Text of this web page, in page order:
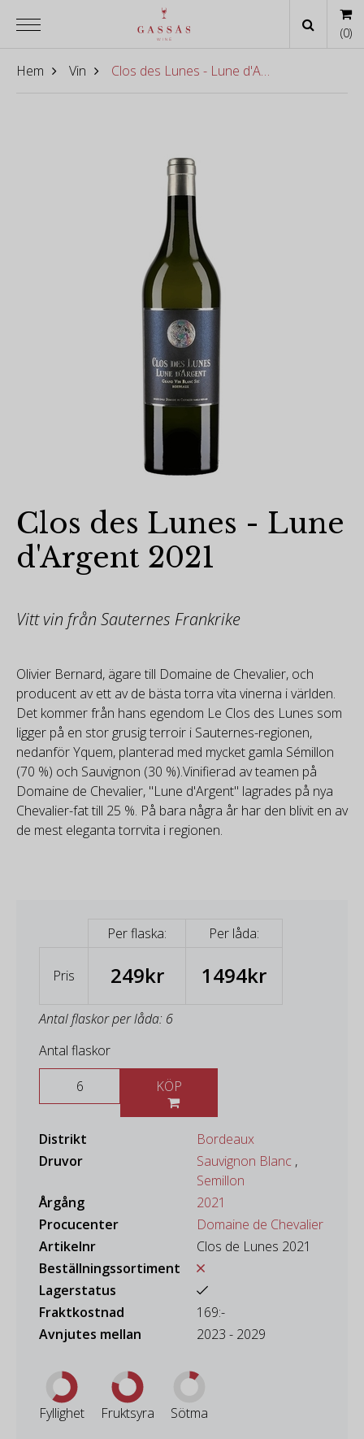
Hem Vin Clos des Lunes - Lune d'Argent 2021
Clos des Lunes - Lune
d'Argent 2021
Vitt vin från Sauternes Frankrike
Olivier Bernard, ägare till Domaine de Chevalier, och
producent av ett av de bästa torra vita vinerna i världen.
Det kommer från hans egendom Le Clos des Lunes som
ligger på en stor grusig terroir i Sauternes-regionen,
nedanför Yquem, planterad med mycket gamla Sémillon
(70 %) och Sauvignon (30 %).Vinifierad av teamen på
Domaine de Chevalier, "Lune d'Argent" lagrades på nya
Chevalier-fat till 25 %. På bara några år har den blivit en av
de mest eleganta torrvita i regionen.
Per flaska: Per låda:
Pris 249kr 1494kr
Antal flaskor per låda: 6
Antal flaskor
Distrikt
Bordeaux
Druvor
Sauvignon Blanc ,
Semillon
Årgång
2021
Procucenter
Domaine de Chevalier
Artikelnr
Clos de Lunes 2021
Beställningssortiment
Lagerstatus
Fraktkostnad
169:-
Avnjutes mellan
2023 - 2029
Fyllighet Fruktsyra Sötma
(0)